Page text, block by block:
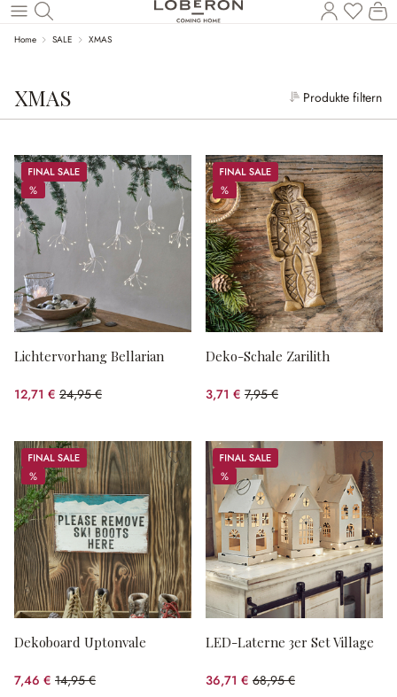
Zum Hauptinhalt springen
Home SALE XMAS
XMAS Produkte filtern
Sale
%
%
Lichtervorhang Bellarian
12,71 € 24,95 €
(49.06% gespart)
Sale
%
%
Deko-Schale Zarilith
3,71 € 7,95 €
(53.33% gespart)
Sale
%
%
Dekoboard Uptonvale
7,46 € 14,95 €
(50.1% gespart)
Sale
%
%
LED-Laterne 3er Set Village
36,71 € 68,95 €
(46.76% gespart)